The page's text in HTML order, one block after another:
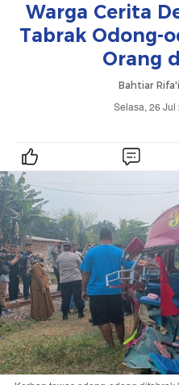
Warga Cerita
Tabrak Odong-
Orang
Bahtiar
Selasa, 26 Jul